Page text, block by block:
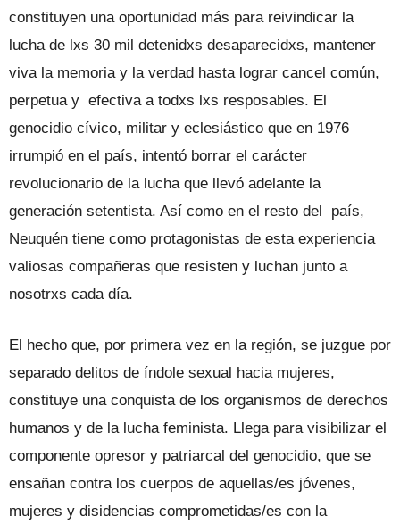
constituyen una oportunidad más para reivindicar la
lucha de lxs 30 mil detenidxs desaparecidxs, mantener
viva la memoria y la verdad hasta lograr cancel común,
perpetua y efectiva a todxs lxs resposables. El
genocidio cívico, militar y eclesiástico que en 1976
irrumpió en el país, intentó borrar el carácter
revolucionario de la lucha que llevó adelante la
generación setentista. Así como en el resto del país,
Neuquén tiene como protagonistas de esta experiencia
valiosas compañeras que resisten y luchan junto a
nosotrxs cada día.
El hecho que, por primera vez en la región, se juzgue por
separado delitos de índole sexual hacia mujeres,
constituye una conquista de los organismos de derechos
humanos y de la lucha feminista. Llega para visibilizar el
componente opresor y patriarcal del genocidio, que se
ensañan contra los cuerpos de aquellas/es jóvenes,
mujeres y disidencias comprometidas/es con la